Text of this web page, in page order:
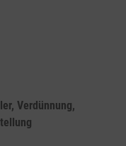
Verdünnung,